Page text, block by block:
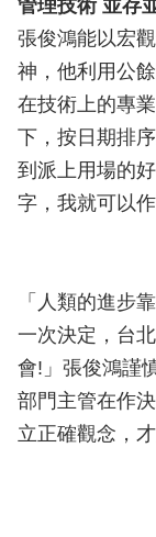
管理技術 並存
張俊鴻能以宏
神，他利用公
在技術上的專
下，按日期排
到派上用場的
字，我就可以
「人類的進步
一次決定，台
會!」張俊鴻謹
部門主管在作
立正確觀念，